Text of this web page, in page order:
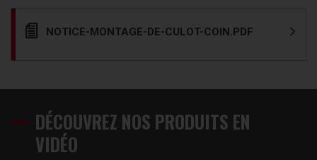
NOTICE-MONTAGE-DE-CULOT-COIN.PDF
DÉCOUVREZ NOS PRODUITS EN
VIDÉO